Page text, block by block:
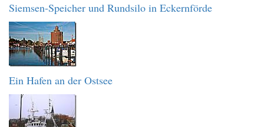
Siemsen-Speicher und Rundsilo in Eckernförde
Ein Hafen an der Ostsee